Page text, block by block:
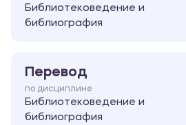
Библиотековедение и
библиография
Перевод
по дисциплине
Библиотековедение и
библиография